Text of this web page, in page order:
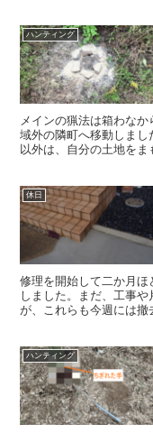
ハンティング
メインの猟法は箱わな
域外の隣町へ移動しま
以外は、自分の土地をま
休日
修理を開始して二か月ほ
しました。まだ、工事
が、これらも今週には撤
ハンティング